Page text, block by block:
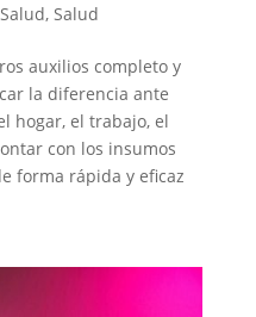
, Salud
auxilios completo y
la diferencia ante
hogar, el trabajo, el
con los insumos
forma rápida y eficaz